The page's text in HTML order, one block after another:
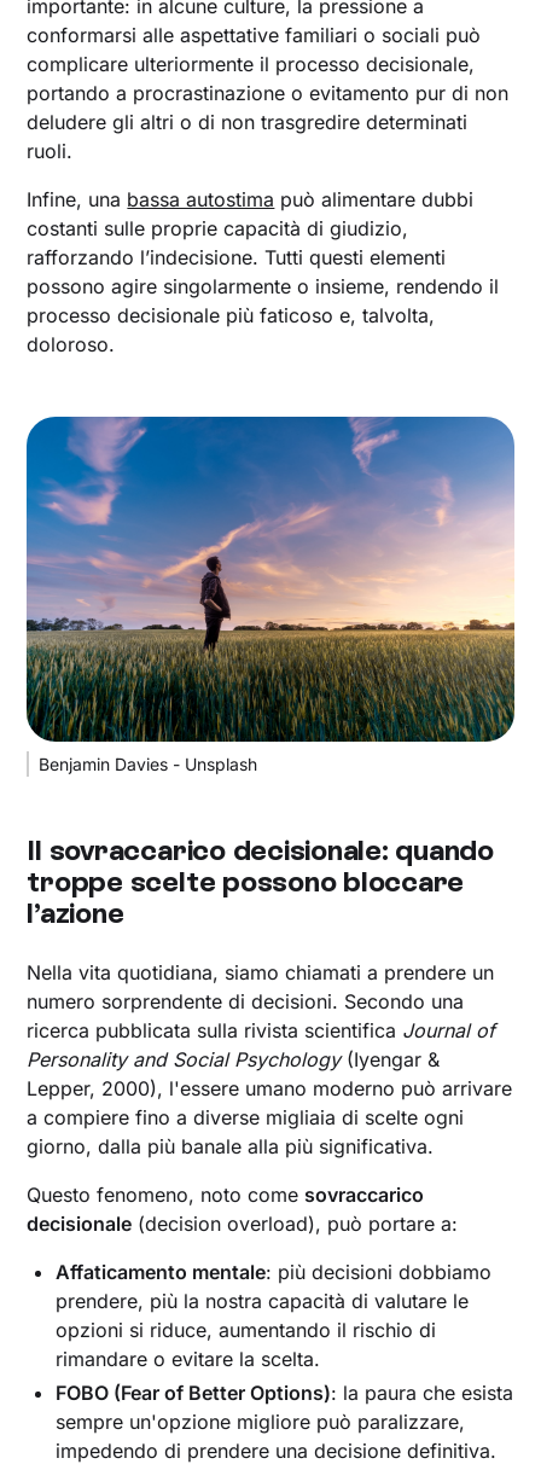
importante: in alcune culture, la pressione a
conformarsi alle aspettative familiari o sociali può
complicare ulteriormente il processo decisionale,
portando a procrastinazione o evitamento pur di non
deludere gli altri o di non trasgredire determinati
ruoli.
Infine, una bassa autostima può alimentare dubbi
costanti sulle proprie capacità di giudizio,
rafforzando l’indecisione. Tutti questi elementi
possono agire singolarmente o insieme, rendendo il
processo decisionale più faticoso e, talvolta,
doloroso.
Benjamin Davies - Unsplash
Il sovraccarico decisionale: quando
troppe scelte possono bloccare
l’azione
Nella vita quotidiana, siamo chiamati a prendere un
numero sorprendente di decisioni. Secondo una
ricerca pubblicata sulla rivista scientifica Journal of
Personality and Social Psychology (Iyengar &
Lepper, 2000), l'essere umano moderno può arrivare
a compiere fino a diverse migliaia di scelte ogni
giorno, dalla più banale alla più significativa.
Questo fenomeno, noto come sovraccarico
decisionale (decision overload), può portare a:
Affaticamento mentale: più decisioni dobbiamo
prendere, più la nostra capacità di valutare le
opzioni si riduce, aumentando il rischio di
rimandare o evitare la scelta.
FOBO (Fear of Better Options): la paura che esista
sempre un'opzione migliore può paralizzare,
impedendo di prendere una decisione definitiva.